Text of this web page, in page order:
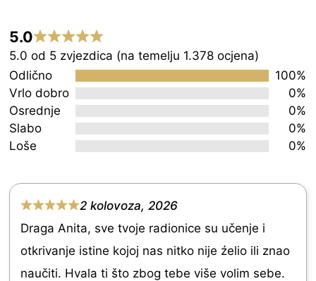
5.0
Rated
5.0
out
of
5.0 od 5 zvjezdica (na temelju 1.378 ocjena)
Odlično
100%
Vrlo dobro
0%
Osrednje
0%
Slabo
0%
Loše
0%
2 kolovoza, 2026
Draga Anita, sve tvoje radionice su učenje i
otkrivanje istine kojoj nas nitko nije źelio ili znao
naučiti. Hvala ti što zbog tebe više volim sebe.